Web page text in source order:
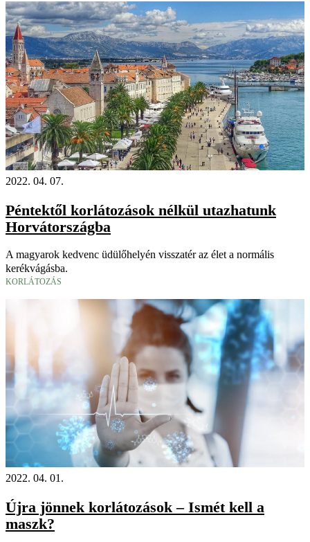
2022. 04. 07.
Péntektől korlátozások nélkül utazhatunk
Horvátországba
A magyarok kedvenc üdülőhelyén visszatér az élet a normális
kerékvágásba.
KORLÁTOZÁS
2022. 04. 01.
Újra jönnek korlátozások – Ismét kell a
maszk?